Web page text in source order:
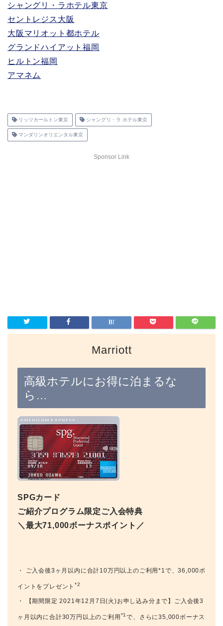
シャングリ・ラホテル東京
セントレジス大阪
大阪マリオット都ホテル
グランドハイアット福岡
ヒルトン福岡
アマネム
リッツカールトン東京 シャングリ・ラ ホテル東京
マンダリンオリエンタル東京
Sponsor Link
Marriott
高級ホテルにお得に泊まるな
ら…
SPGカード
ご紹介プログラム限定ご入会特典
＼最大71,000ボーナスポイント／
・ ご入会後3ヶ月以内に合計10万円以上のご利用*1で、36,000ポ
イントをプレゼント*2
・ 【期間限定 2021年12月7日(火)お申し込み分まで】ご入会後3
ヶ月以内に合計30万円以上のご利用 *1で、さらに35,000ボーナス